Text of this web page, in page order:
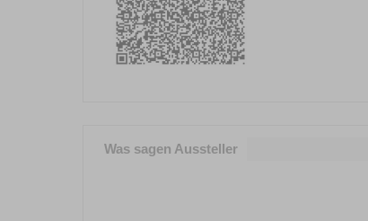
Was sagen Aussteller